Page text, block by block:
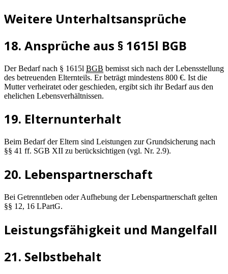
Weitere Unterhaltsansprüche
18. Ansprüche aus § 1615l BGB
Der Bedarf nach § 1615l BGB bemisst sich nach der Lebensstellung
des betreuenden Elternteils. Er beträgt mindestens 800 €. Ist die
Mutter verheiratet oder geschieden, ergibt sich ihr Bedarf aus den
ehelichen Lebensverhältnissen.
19. Elternunterhalt
Beim Bedarf der Eltern sind Leistungen zur Grundsicherung nach
§§ 41 ff. SGB XII zu berücksichtigen (vgl. Nr. 2.9).
20. Lebenspartnerschaft
Bei Getrenntleben oder Aufhebung der Lebenspartnerschaft gelten
§§ 12, 16 LPartG.
Leistungsfähigkeit und Mangelfall
21. Selbstbehalt